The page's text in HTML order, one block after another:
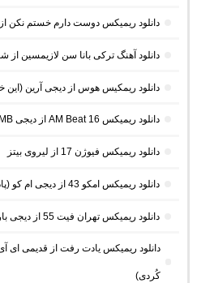
دانلود ریمیکس دوست دارم خستم نکن
دانلود آهنگ ترکی بانا سن لازیمسین از
دانلود ریمکیس هوس از دیجی آرین (این
دانلود ریمیکس AM Beat 16 از دیجی AMB (پادکست طولانی شنیدنی)
دانلود ریمیکس فیوژن 17 از لیروی بیتز
دانلود ریمیکس امکو 43 از دیجی ام کو (پادکست طولانی عاشقانه)
دانلود ریمیکس تهران فیت 55 از دیجی باربد و محمد موریانی
دانلود ریمیکس یادت رفت از قدیمی ای
کُردی)